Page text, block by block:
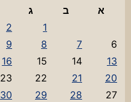
א
ב ג
1
2
6
7
8
9
13
14
15
16
20
21
22
23
27
28
29
30